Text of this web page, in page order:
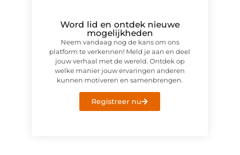
Word lid en ontdek nieuwe
mogelijkheden
Neem vandaag nog de kans om ons
platform te verkennen! Meld je aan en deel
jouw verhaal met de wereld. Ontdek op
welke manier jouw ervaringen anderen
kunnen motiveren en samenbrengen.
Registreer nu